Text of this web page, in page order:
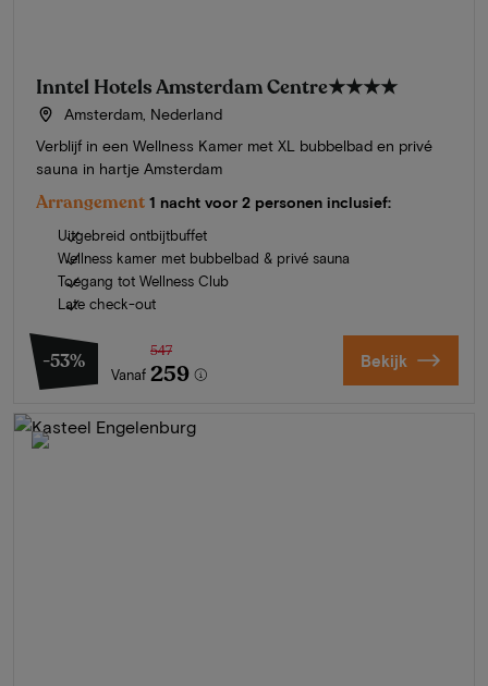
Inntel Hotels Amsterdam Centre★★★★
Amsterdam, Nederland
Verblijf in een Wellness Kamer met XL bubbelbad en privé
sauna in hartje Amsterdam
Arrangement 1 nacht voor 2 personen inclusief:
Uitgebreid ontbijtbuffet
Wellness kamer met bubbelbad & privé sauna
Toegang tot Wellness Club
Late check-out
-53%
Vanaf
547
259 Bekijk